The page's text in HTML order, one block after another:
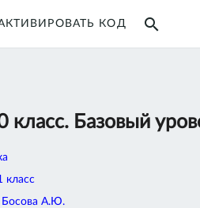
КОД search
класс. Базовый
класс
Босова А.Ю.